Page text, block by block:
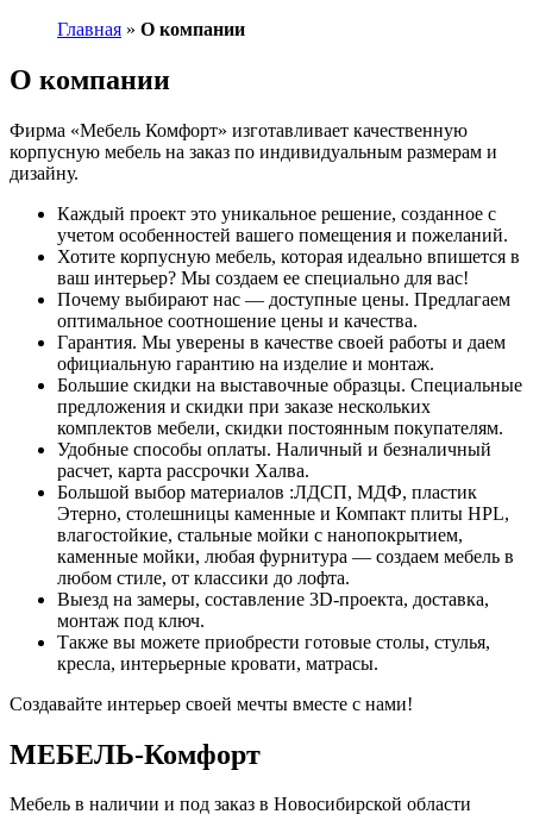
Главная » О компании
О компании
Фирма «Мебель Комфорт» изготавливает качественную
корпусную мебель на заказ по индивидуальным размерам и
дизайну.
Каждый проект это уникальное решение, созданное с
учетом особенностей вашего помещения и пожеланий.
Хотите корпусную мебель, которая идеально впишется в
ваш интерьер? Мы создаем ее специально для вас!
Почему выбирают нас — доступные цены. Предлагаем
оптимальное соотношение цены и качества.
Гарантия. Мы уверены в качестве своей работы и даем
официальную гарантию на изделие и монтаж.
Большие скидки на выставочные образцы. Специальные
предложения и скидки при заказе нескольких
комплектов мебели, скидки постоянным покупателям.
Удобные способы оплаты. Наличный и безналичный
расчет, карта рассрочки Халва.
Большой выбор материалов :ЛДСП, МДФ, пластик
Этерно, столешницы каменные и Компакт плиты HPL,
влагостойкие, стальные мойки с нанопокрытием,
каменные мойки, любая фурнитура — создаем мебель в
любом стиле, от классики до лофта.
Выезд на замеры, составление 3D-проекта, доставка,
монтаж под ключ.
Также вы можете приобрести готовые столы, стулья,
кресла, интерьерные кровати, матрасы.
Создавайте интерьер своей мечты вместе с нами!
МЕБЕЛЬ-Комфорт
Мебель в наличии и под заказ в Новосибирской области